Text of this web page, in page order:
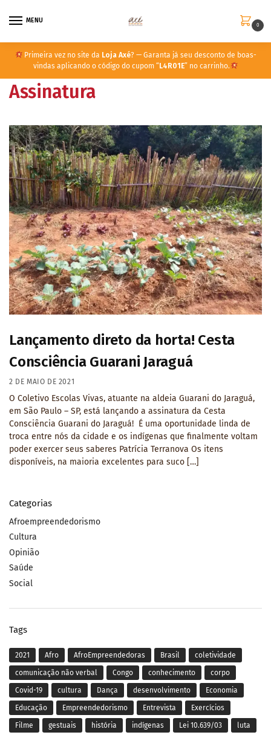
MENU
0
Primeira vez no site da Loja Axé? — Garanta já seu desconto de boas-
vindas aplicando o código do cupom “ L4R01E” no carrinho.
Assinatura
Lançamento direto da horta! Cesta
Consciência Guarani Jaraguá
2 DE MAIO DE 2021
O Coletivo Escolas Vivas, atuante na aldeia Guarani do Jaraguá,
em São Paulo – SP, está lançando a assinatura da Cesta
Consciência Guarani do Jaraguá! É uma oportunidade linda de
troca entre nós da cidade e os indígenas que finalmente voltam
poder exercer seus saberes Patrícia Terranova Os itens
disponíveis, na maioria excelentes para suco […]
Categorias
Afroempreendedorismo
Cultura
Opinião
Saúde
Social
Tags
2021 Afro AfroEmpreendedoras Brasil coletividade
comunicação não verbal Congo conhecimento corpo
Covid-19 cultura Dança desenvolvimento Economia
Educação Empreendedorismo Entrevista Exercícios
Filme gestuais história indígenas Lei 10.639/03 luta